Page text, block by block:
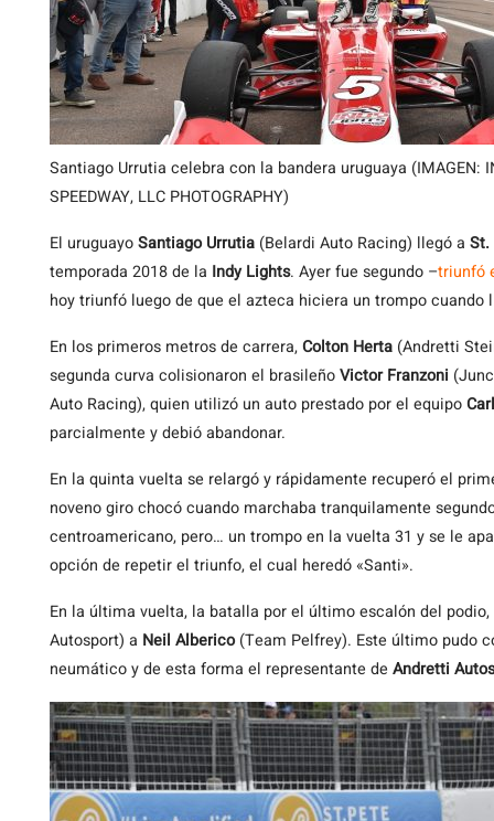
Santiago Urrutia celebra con la bandera uruguaya (IMAGEN:
SPEEDWAY, LLC PHOTOGRAPHY)
El uruguayoSantiago Urrutia (Belardi Auto Racing) llegó a St.
temporada 2018 de la Indy Lights. Ayer fue segundo –triunfó
hoy triunfó luego de que el azteca hiciera un trompo cuando
En los primeros metros de carrera,Colton Herta (Andretti
segunda curva colisionaron el brasileñoVictor Franzoni
Auto Racing), quien utilizó un auto prestado por el equipo
parcialmente y debió abandonar.
En la quinta vuelta se relargó y rápidamente recuperó el
noveno giro chocó cuando marchaba tranquilamente
centroamericano, pero… un trompo en la vuelta 31 y se le
opción de repetir el triunfo, el cual heredó «Santi».
En la última vuelta, la batalla por el último escalón del
Autosport) a Neil Alberico(Team Pelfrey). Este último pudo
neumático y de esta forma el representante de Andretti